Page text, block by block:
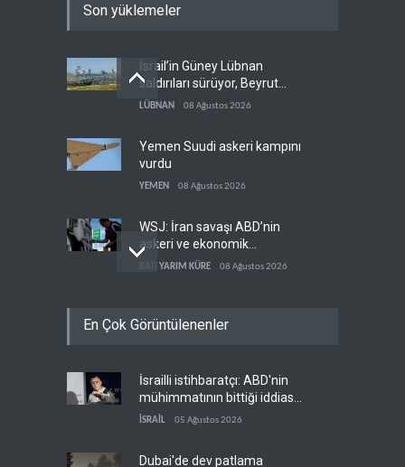
Son yüklemeler
İsrail’in Güney Lübnan
saldırıları sürüyor, Beyrut
suskun
LÜBNAN 08 Ağustos 2026
Yemen Suudi askeri kampını
vurdu
YEMEN 08 Ağustos 2026
WSJ: İran savaşı ABD’nin
askeri ve ekonomik
kaynaklarını tüketiyor
BATI YARIM KÜRE 08 Ağustos 2026
Hürmüz Boğazı denetimini
Irak Direnişi: Misilleme
ertelendi, hesap kapanmadı
07 Ağustos 2026
En Çok Görüntülenenler
İsrailli istihbaratçı: ABD'nin
mühimmatının bittiği iddiası
bir iç kavga
İSRAİL 05 Ağustos 2026
Dubai'de dev patlama